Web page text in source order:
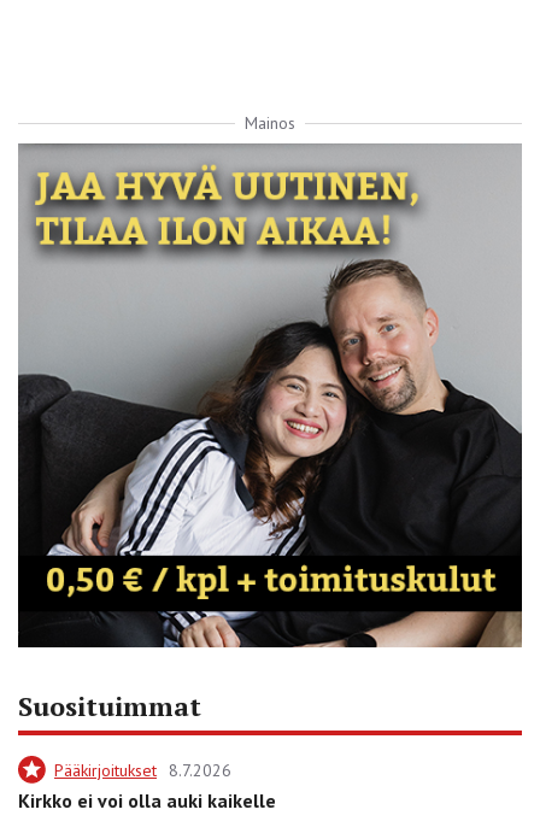
Mainos
Suosituimmat
Pääkirjoitukset 8.7.2026
Kirkko ei voi olla auki kaikelle